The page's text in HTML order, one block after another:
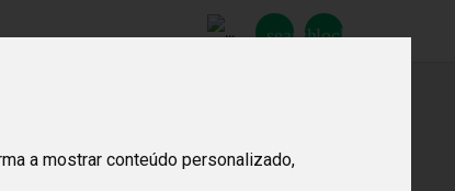
a mostrar conteúdo personalizado,
lock_open
search
Procurar